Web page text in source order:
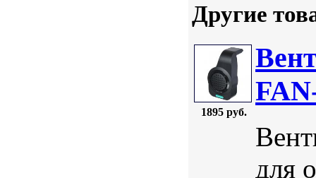
Другие
1895 руб.
для